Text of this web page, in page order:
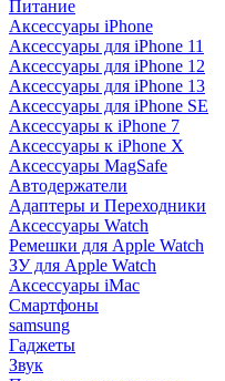
Питание
Аксессуары iPhone
Аксессуары для iPhone 11
Аксессуары для iPhone 12
Аксессуары для iPhone 13
Аксессуары для iPhone SE
Аксессуары к iPhone 7
Аксессуары к iPhone X
Аксессуары MagSafe
Автодержатели
Адаптеры и Переходники
Аксессуары Watch
Ремешки для Apple Watch
ЗУ для Apple Watch
Аксессуары iMac
Смартфоны
samsung
Гаджеты
Звук